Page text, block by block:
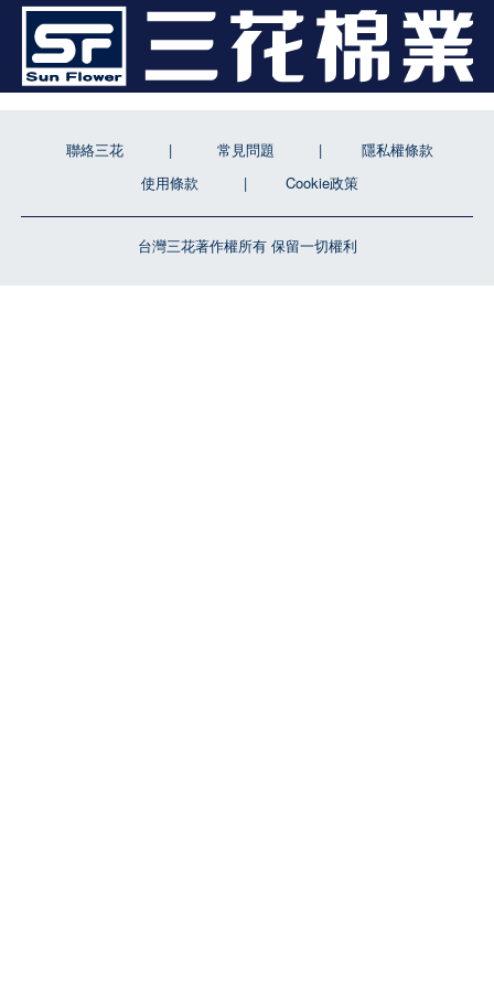
台灣三花著作權所有 保留一切權利
聯絡三花 常見問題
隱私權條款
使用條款
Cookie政策